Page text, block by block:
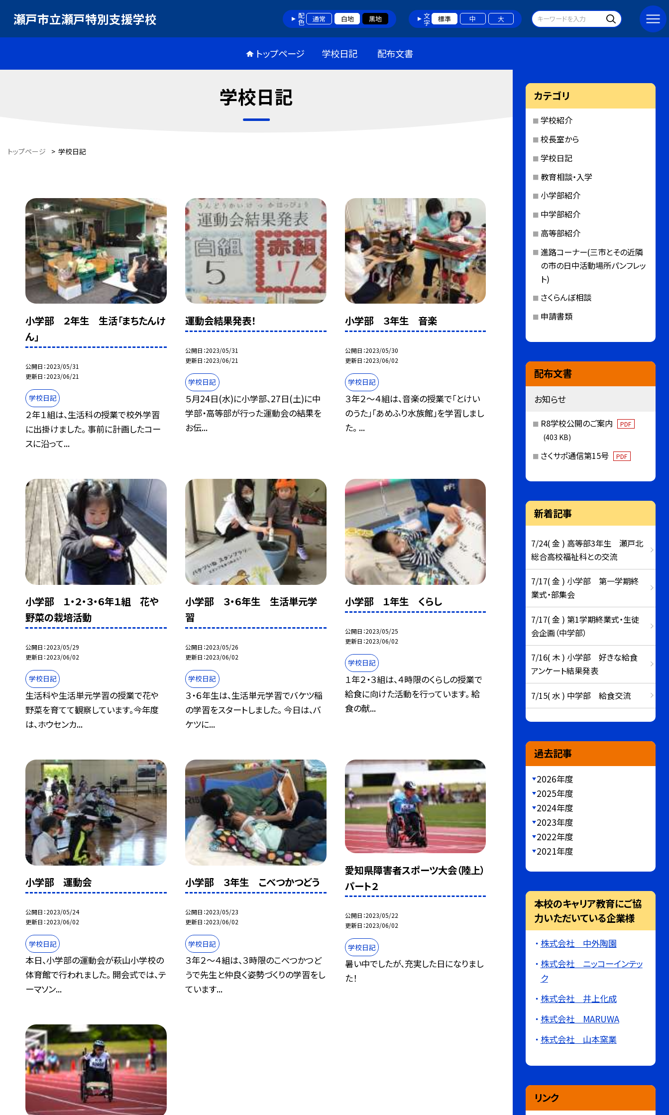
瀬戸市立瀬戸特別支援学校 配色 通常 白地 黒地 文字 標準 中 大
トップページ 学校日記 配布文書
学校日記
トップページ > 学校日記
小学部 ２年生 生活「まちたんけ
ん」
公開日 2023/05/31
更新日 2023/06/21
学校日記
２年１組は、生活科の授業で校外学習
に出掛けました。 事前に計画したコー
スに沿って...
運動会結果発表！
公開日 2023/05/31
更新日 2023/06/21
学校日記
５月24日(水)に小学部、27日(土)に中
学部・高等部が行った運動会の結果を
お伝...
小学部 ３年生 音楽
公開日 2023/05/30
更新日 2023/06/02
学校日記
３年２〜４組は、音楽の授業で「とけい
のうた」「あめふり水族館」を学習しまし
た。 ...
小学部 １・２・３・６年１組 花や
野菜の栽培活動
公開日 2023/05/29
更新日 2023/06/02
学校日記
生活科や生活単元学習の授業で花や
野菜を育てて観察しています。今年度
は、ホウセンカ...
小学部 ３・６年生 生活単元学
習
公開日 2023/05/26
更新日 2023/06/02
学校日記
３・６年生は、生活単元学習でバケツ稲
の学習をスタートしました。 今日は、バ
ケツに...
小学部 １年生 くらし
公開日 2023/05/25
更新日 2023/06/02
学校日記
１年２・３組は、４時限のくらしの授業で
給食に向けた活動を行っています。 給
食の献...
小学部 運動会
公開日 2023/05/24
更新日 2023/06/02
学校日記
本日、小学部の運動会が萩山小学校の
体育館で行われました。 開会式では、テ
ーマソン...
小学部 ３年生 こべつかつどう
公開日 2023/05/23
更新日 2023/06/02
学校日記
３年２〜４組は、３時限のこべつかつど
うで先生と仲良く姿勢づくりの学習をし
ています...
愛知県障害者スポーツ大会（陸上）
パート２
公開日 2023/05/22
更新日 2023/06/02
学校日記
暑い中でしたが、充実した日になりまし
た！
カテゴリ
学校紹介
校長室から
学校日記
教育相談・入学
小学部紹介
中学部紹介
高等部紹介
進路コーナー(三市とその近隣
の市の日中活動場所パンフレッ
ト)
さくらんぼ相談
申請書類
配布文書
お知らせ
R8学校公開のご案内 PDF
(403 KB)
さくサポ通信第15号 PDF
新着記事
7/24( 金 ) 高等部3年生 瀬戸北
総合高校福祉科との交流
7/17( 金 ) 小学部 第一学期終
業式・部集会
7/17( 金 ) 第1学期終業式・生徒
会企画（中学部）
7/16( 木 ) 小学部 好きな給食
アンケート結果発表
7/15( 水 ) 中学部 給食交流
過去記事
2026年度
2025年度
2024年度
2023年度
2022年度
2021年度
本校のキャリア教育にご協
力いただいている企業様
株式会社 中外陶園
株式会社 ニッコーインテッ
ク
株式会社 井上化成
株式会社 MARUWA
株式会社 山本窯業
リンク